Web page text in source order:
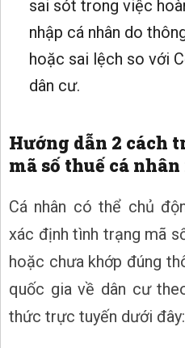
sai sót trong việc
nhập cá nhân do
hoặc sai lệch so với
dân cư.
Hướng dẫn 2 cách
mã số thuế cá
Cá nhân có thể chủ
xác định tình trạng mã
hoặc chưa khớp đúng
quốc gia về dân cư
thức trực tuyến dưới đây: